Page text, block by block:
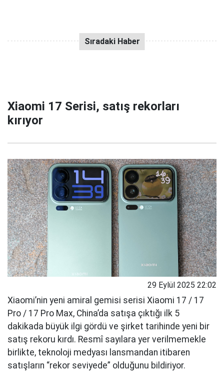
Xiaomi 17 Serisi, satış rekorları
kırıyor
29 Eylül 2025 22:02
Xiaomi’nin yeni amiral gemisi serisi Xiaomi 17 / 17
Pro / 17 Pro Max, China’da satışa çıktığı ilk 5
dakikada büyük ilgi gördü ve şirket tarihinde yeni bir
satış rekoru kırdı. Resmî sayılara yer verilmemekle
birlikte, teknoloji medyası lansmandan itibaren
satışların “rekor seviyede” olduğunu bildiriyor.